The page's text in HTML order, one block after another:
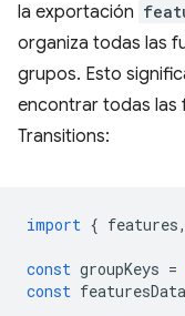
la exportación
organiza todas las
grupos. Esto
encontrar todas las
Transitions:
import { features,
const groupKeys =
const featuresData